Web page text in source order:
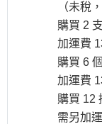
（未稅
購買 2
加運費
購買 6
加運費
購買 12
需另加